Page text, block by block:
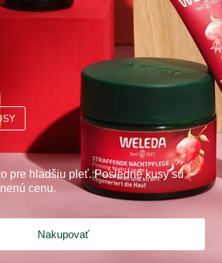
pre hladšiu pleť. Posledné kusy sú
cenu.
Nakupovať